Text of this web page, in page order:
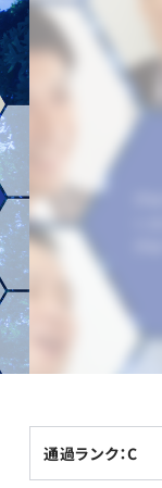
通過ランク：C